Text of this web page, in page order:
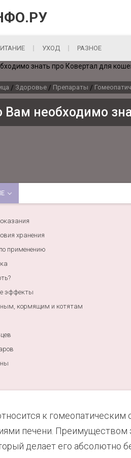
УХОД РАЗНОЕ
/ Здоровье / Препараты /
Вам необходимо
хранения
применению
эффекты
кормящим и котятам
к
печени. Преимуществом
делает его абсолютно